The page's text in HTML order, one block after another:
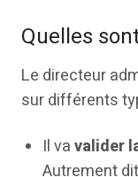
Quelles
Le directeur
sur différents
Il vavalider
Autrement